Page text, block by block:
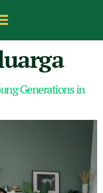
Generations in